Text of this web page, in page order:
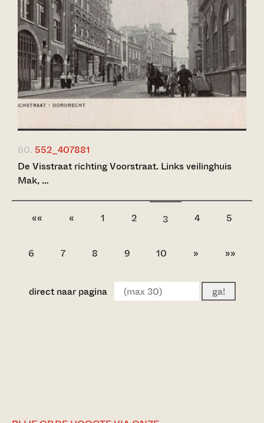
60. 552_407881
De Visstraat richting Voorstraat. Links veilinghuis
Mak, …
«« « 1 2 3 4 5
6 7 8 9 10 » »»
direct naar pagina ga!